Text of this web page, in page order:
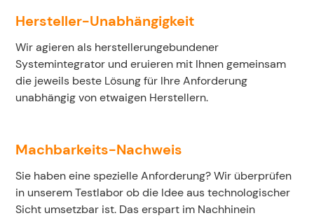
Hersteller-Unabhängigkeit
Wir agieren als herstellerungebundener
Systemintegrator und eruieren mit Ihnen gemeinsam
die jeweils beste Lösung für Ihre Anforderung
unabhängig von etwaigen Herstellern.
Machbarkeits-Nachweis
Sie haben eine spezielle Anforderung? Wir überprüfen
in unserem Testlabor ob die Idee aus technologischer
Sicht umsetzbar ist. Das erspart im Nachhinein